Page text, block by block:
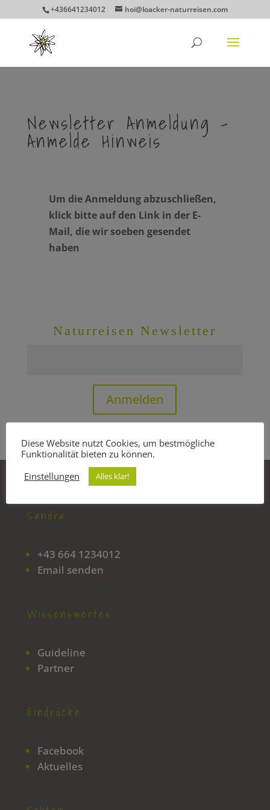
+436641234012 hoi@loacker-naturreisen.com
Newsletter Anmeldung –
Anmelde Hinweis
Um die Anmeldung abzuschließen,
klick bitte auf den Link in der E-
Mail, die wir soeben gesendet
haben
Naturreisen Newsletter
Anmelden
Sandra
+43 664 1234012
Email senden
Wissenswertes
Guideline
Partner
Eindrücke
Facebook
Aktuelles
Diese Website nutzt Cookies, um bestmögliche
Funktionalität bieten zu können.
Einstellungen
Alles klar!